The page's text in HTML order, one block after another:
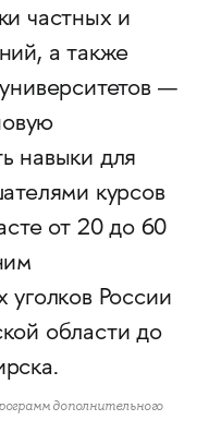
частных и
а также
—
навыки для
курсов
от 20 до 60
уголков России
области до
дополнительного